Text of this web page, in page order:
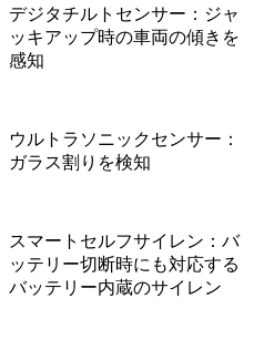
デジタチルトセンサー：ジャ
ッキアップ時の車両の傾きを
感知
ウルトラソニックセンサー：
ガラス割りを検知
スマートセルフサイレン：バ
ッテリー切断時にも対応する
バッテリー内蔵のサイレン